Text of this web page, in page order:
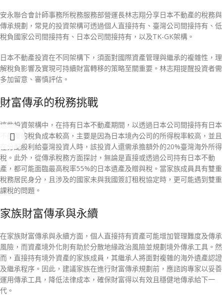
安永聯合會計師事務所稅務服務部營運長林志翔分享日本不動產的稅務與
傳承規劃，常見的投資架構可透過個人直接持有、臺灣公司間接持有、低
稅負國家公司間接持有、日本公司間接持有，以及TK-GK架構。
日本不動產投資在不同架構下，須面對國際資產管理與繼承的複雜性，理
解稅負影響及實現可持續財富轉移的策略至關重要。林志翔提醒投資者需
多加留意、審慎評估。
財富傳承的稅務挑戰
這些投資架構中，在持有日本不動產期間，以透過日本公司間接持有日本
不動產的稅負成本較高，主要是因為日本境內公司的所得稅率較高，並且
在分配股利給臺灣投資人時，該投資人還需承擔額外的20%臺灣海外所得
稅。此外，從傳承稅務方面探討，無論是直接或透過公司持有日本不動
產，都可能面臨最高稅率55%的日本遺產及贈與稅。當家族成員具有雙重
稅務居民身分，且涉及的國家未與我國簽訂租稅協定時，更可能遇到雙重
課稅的問題。
家族財富傳承與永續
在家族財富傳承與永續方面，個人直接持有資產可能增加管理難度及傳承
風險，而資產境外化則有助於分散地緣政治風險並規劃境外傳承工具。然
而，直接持有境外資產的家族成員，其繼承人將面對複雜的海外遺產認證
及繼承程序。因此，建議家族在進行財富傳承規劃前，應諮詢專家以妥善
運用傳承工具，降低法律成本，確保財富得以有效且穩健地傳承給下一
代。